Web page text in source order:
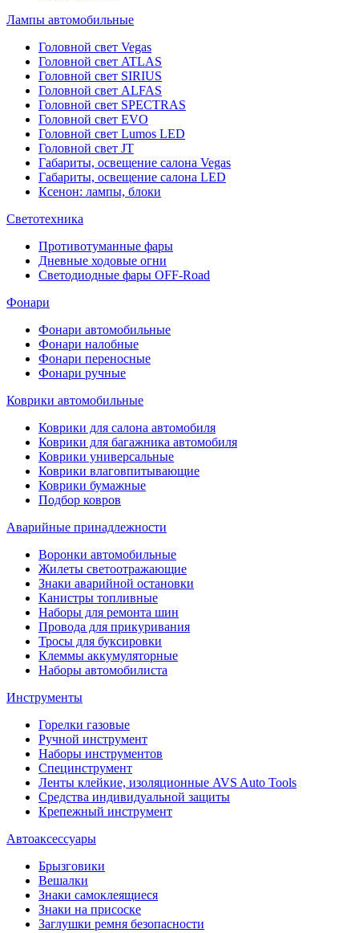
Лампы автомобильные
Головной свет Vegas
Головной свет ATLAS
Головной свет SIRIUS
Головной свет ALFAS
Головной свет SPECTRAS
Головной свет EVO
Головной свет Lumos LED
Головной свет JT
Габариты, освещение салона Vegas
Габариты, освещение салона LED
Ксенон: лампы, блоки
Светотехника
Противотуманные фары
Дневные ходовые огни
Светодиодные фары OFF-Road
Фонари
Фонари автомобильные
Фонари налобные
Фонари переносные
Фонари ручные
Коврики автомобильные
Коврики для салона автомобиля
Коврики для багажника автомобиля
Коврики универсальные
Коврики влаговпитывающие
Коврики бумажные
Подбор ковров
Аварийные принадлежности
Воронки автомобильные
Жилеты светоотражающие
Знаки аварийной остановки
Канистры топливные
Наборы для ремонта шин
Провода для прикуривания
Тросы для буксировки
Клеммы аккумуляторные
Наборы автомобилиста
Инструменты
Горелки газовые
Ручной инструмент
Наборы инструментов
Специнструмент
Ленты клейкие, изоляционные AVS Auto Tools
Средства индивидуальной защиты
Крепежный инструмент
Автоаксессуары
Брызговики
Вешалки
Знаки самоклеящиеся
Знаки на присоске
Заглушки ремня безопасности